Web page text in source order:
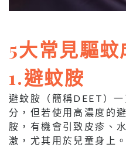
5大常見驅蚊
1.避蚊胺
避蚊胺（簡稱DEET）
分，但若使用高濃度的
胺，有機會引致皮疹、
激，尤其用於兒童身上。